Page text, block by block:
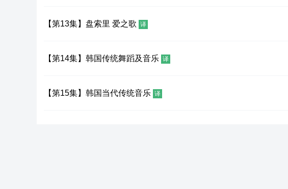
【第13集】盘索里 爱之歌 译
【第14集】韩国传统舞蹈及音乐 译
【第15集】韩国当代传统音乐 译